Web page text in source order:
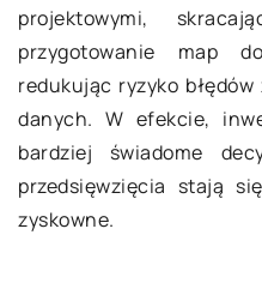
projektowymi,
przygotowanie map
redukując ryzyko
danych. W efekcie,
bardziej świadome
przedsięwzięcia stają
zyskowne.